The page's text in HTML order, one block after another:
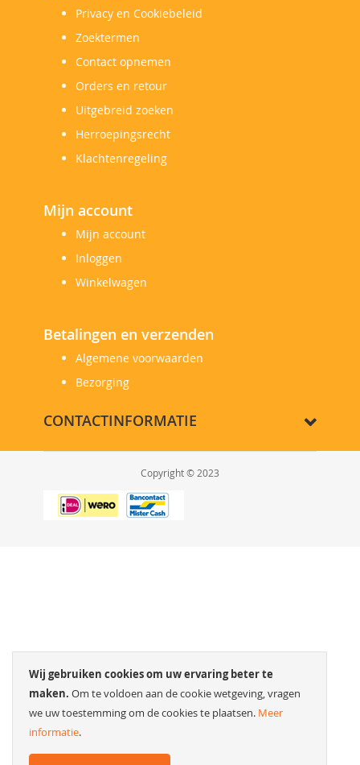
Wij gebruiken cookies om uw ervaring beter te
maken. Om te voldoen aan de cookie wetgeving, vragen
we uw toestemming om de cookies te plaatsen. Meer
informatie.
Privacy en Cookiebeleid
Zoektermen
Contact opnemen
Orders en retour
Uitgebreid zoeken
Herroepingsrecht
Klachtenregeling
Mijn account
Mijn account
Inloggen
Winkelwagen
Betalingen en verzenden
Algemene voorwaarden
Bezorging
CONTACTINFORMATIE
Copyright © 2023